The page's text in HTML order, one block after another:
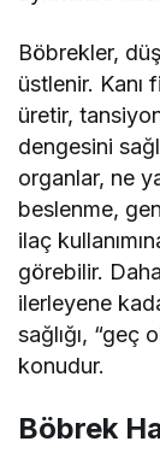
Böbrekler,
üstlenir. Kanı
üretir,
dengesini
organlar, ne
beslenme,
ilaç
görebilir.
ilerleyene
sağlığı, “geç
konudur.
Böbrek